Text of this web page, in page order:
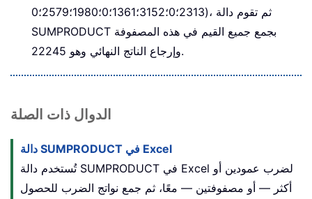
2313؛0؛3152؛1361؛0؛1980؛2579؛0)، ثم تقوم دالة
SUMPRODUCT بجمع جميع القيم في هذه المصفوفة
وإرجاع الناتج النهائي وهو 22245.
الدوال ذات الصلة
دالة SUMPRODUCT في Excel
تُستخدم دالة SUMPRODUCT في Excel لضرب عمودين أو
أكثر — أو مصفوفتين — معًا، ثم جمع نواتج الضرب للحصول